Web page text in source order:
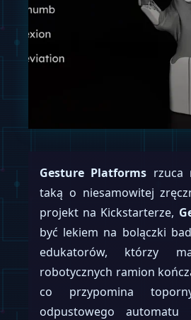
Gesture Platforms rzuca
taką o niesamowitej
projekt na Kickstarterze,
być lekiem na bolączki
edukatorów, którzy
robotycznych ramion
co przypomina
odpustowego automatu